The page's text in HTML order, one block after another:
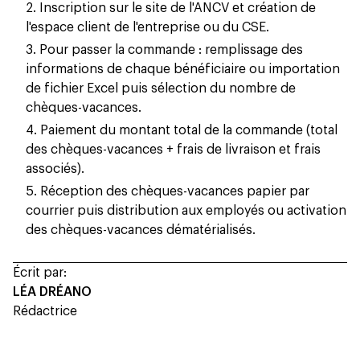
Inscription sur le site de l'ANCV et création de
l'espace client de l'entreprise ou du CSE.
Pour passer la commande : remplissage des
informations de chaque bénéficiaire ou importation
de fichier Excel puis sélection du nombre de
chèques-vacances.
Paiement du montant total de la commande (total
des chèques-vacances + frais de livraison et frais
associés).
Réception des chèques-vacances papier par
courrier puis distribution aux employés ou activation
des chèques-vacances dématérialisés.
Écrit par:
LÉA DRÉANO
Rédactrice